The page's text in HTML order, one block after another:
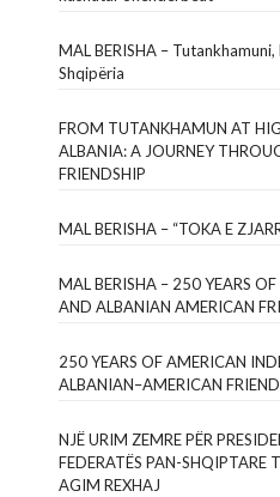
MAL BERISHA –
Shqipëria
FROM TUTANKHAMUN AT
ALBANIA: A JOURNEY
FRIENDSHIP
MAL BERISHA – “TOKA E
MAL BERISHA – 250 YEARS
AND ALBANIAN AMERICAN
250 YEARS OF AMERICAN
ALBANIAN–AMERICAN
NJË URIM ZEMRE PËR
FEDERATËS PAN-SHQIPTARE
AGIM REXHAJ